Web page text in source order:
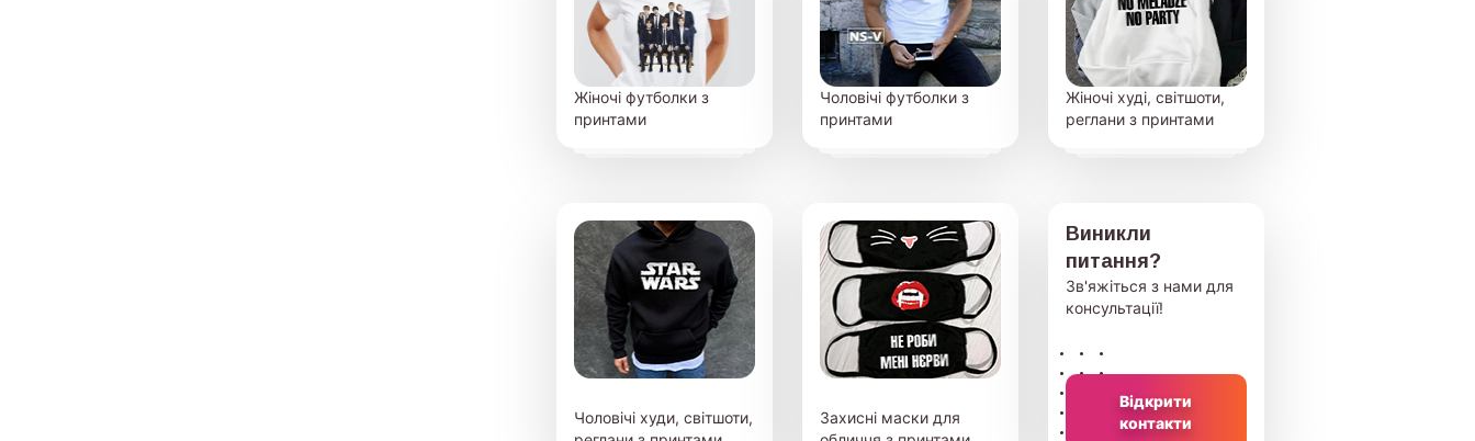
Жіночі футболки з
принтами
Чоловічі футболки з
принтами
Жіночі худі, світшоти,
реглани з принтами
Чоловічі худи, світшоти,
Захисні маски для
Виникли
питання?
Зв'яжіться з нами для
консультації!
Відкрити
контакти